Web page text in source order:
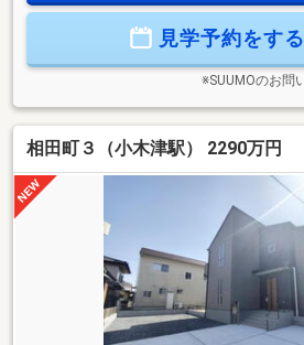
見学予約をす
※SUUMOのお問
相田町３（小木津駅） 2290万円